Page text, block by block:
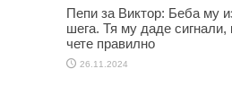
Пепи за Виктор: Беба му
шега. Тя му даде сигнали,
чете правилно
26.11.2024